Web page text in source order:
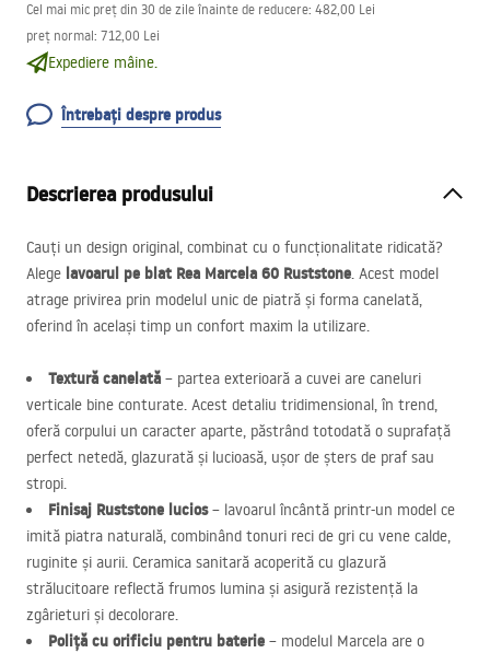
Cel mai mic preț din 30 de zile înainte de reducere: 482,00 Lei
preț normal: 712,00 Lei
Expediere mâine.
Întrebați despre produs
Descrierea produsului
Cauți un design original, combinat cu o funcționalitate ridicată?
Alege lavoarul pe blat Rea Marcela 60 Ruststone. Acest model
atrage privirea prin modelul unic de piatră și forma canelată,
oferind în același timp un confort maxim la utilizare.
Textură canelată – partea exterioară a cuvei are caneluri
verticale bine conturate. Acest detaliu tridimensional, în trend,
oferă corpului un caracter aparte, păstrând totodată o suprafață
perfect netedă, glazurată și lucioasă, ușor de șters de praf sau
stropi.
Finisaj Ruststone lucios– lavoarul încântă printr-un model ce
imită piatra naturală, combinând tonuri reci de gri cu vene calde,
ruginite și aurii. Ceramica sanitară acoperită cu glazură
strălucitoare reflectă frumos lumina și asigură rezistență la
zgârieturi și decolorare.
Poliță cu orificiu pentru baterie – modelul Marcela are o